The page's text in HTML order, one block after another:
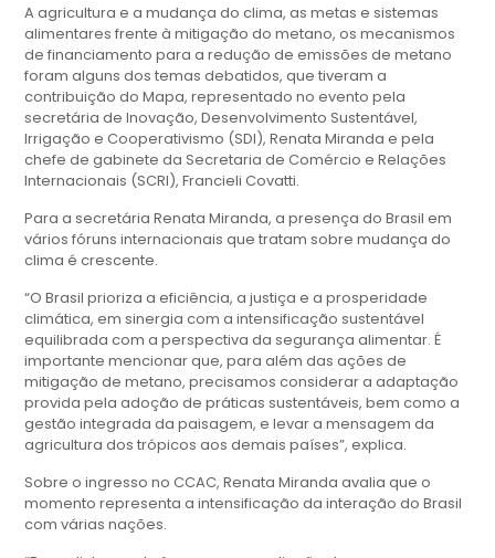
A agricultura e a mudança do clima, as metas e sistemas
alimentares frente à mitigação do metano, os mecanismos
de financiamento para a redução de emissões de metano
foram alguns dos temas debatidos, que tiveram a
contribuição do Mapa, representado no evento pela
secretária de Inovação, Desenvolvimento Sustentável,
Irrigação e Cooperativismo (SDI), Renata Miranda e pela
chefe de gabinete da Secretaria de Comércio e Relações
Internacionais (SCRI), Francieli Covatti.
Para a secretária Renata Miranda, a presença do Brasil em
vários fóruns internacionais que tratam sobre mudança do
clima é crescente.
“O Brasil prioriza a eficiência, a justiça e a prosperidade
climática, em sinergia com a intensificação sustentável
equilibrada com a perspectiva da segurança alimentar. É
importante mencionar que, para além das ações de
mitigação de metano, precisamos considerar a adaptação
provida pela adoção de práticas sustentáveis, bem como a
gestão integrada da paisagem, e levar a mensagem da
agricultura dos trópicos aos demais países”, explica.
Sobre o ingresso no CCAC, Renata Miranda avalia que o
momento representa a intensificação da interação do Brasil
com várias nações.